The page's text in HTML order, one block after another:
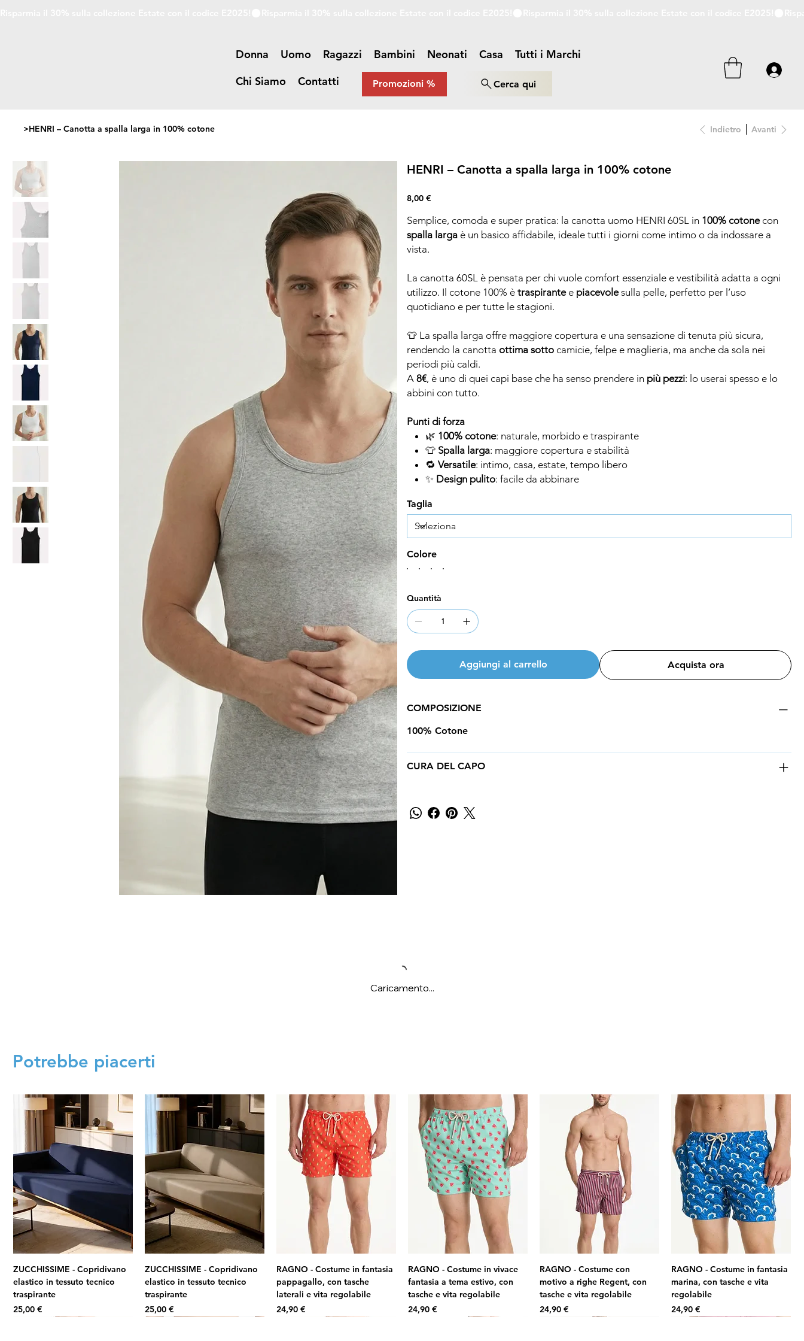
Donna Uomo Ragazzi Bambini Neonati Casa
Tutti i Marchi
Chi Siamo
Contatti Cerca qui
Promozioni %
>HENRI – Canotta a spalla larga in 100% cotone Indietro Avanti
HENRI – Canotta a spalla larga in 100% cotone
Prezzo
8,00 €
Semplice, comoda e super pratica: la canotta uomo HENRI 60SL in 100% cotonecon
spalla larga è un basico affidabile, ideale tutti i giorni come intimo o da indossare a
vista.
La canotta 60SL è pensata per chi vuole comfort essenziale e vestibilità adatta a ogni
utilizzo. Il cotone 100% è traspirantee piacevolesulla pelle, perfetto per l’uso
quotidiano e per tutte le stagioni.
👕 La spalla larga offre maggiore copertura e una sensazione di tenuta più sicura,
rendendo la canotta ottima sotto camicie, felpe e maglieria, ma anche da sola nei
periodi più caldi.
A 8€, è uno di quei capi base che ha senso prendere in più pezzi: lo userai spesso e lo
abbini con tutto.
Punti di forza
🌿 100% cotone: naturale, morbido e traspirante
👕 Spalla larga: maggiore copertura e stabilità
🔁 Versatile: intimo, casa, estate, tempo libero
✨ Design pulito: facile da abbinare
Taglia
Colore
Quantità
Aggiungi al carrello Acquista ora
COMPOSIZIONE
100% Cotone
CURA DEL CAPO
Caricamento...
Potrebbe piacerti
ZUCCHISSIME - Copridivano
elastico in tessuto tecnico
traspirante
Prezzo
25,00 €
ZUCCHISSIME - Copridivano
elastico in tessuto tecnico
traspirante
Prezzo
25,00 €
RAGNO - Costume in fantasia
pappagallo, con tasche
laterali e vita regolabile
Prezzo
24,90 €
RAGNO - Costume in vivace
fantasia a tema estivo, con
tasche e vita regolabile
Prezzo
24,90 €
RAGNO - Costume con
motivo a righe Regent, con
tasche e vita regolabile
Prezzo
24,90 €
RAGNO - Costume in fantasia
marina, con tasche e vita
regolabile
Prezzo
24,90 €